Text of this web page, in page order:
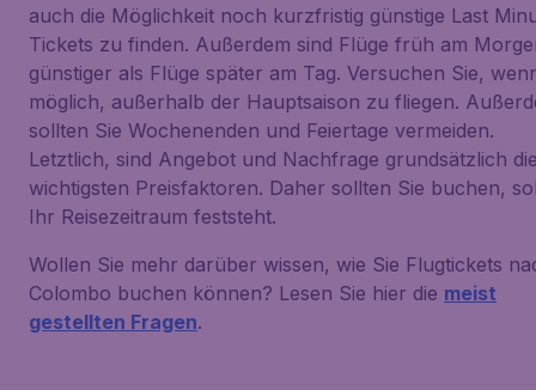
auch die Möglichkeit noch kurzfristig günstige Last
Tickets zu finden. Außerdem sind Flüge früh am
günstiger als Flüge später am Tag. Versuchen Sie,
möglich, außerhalb der Hauptsaison zu fliegen.
sollten Sie Wochenenden und Feiertage vermeiden.
Letztlich, sind Angebot und Nachfrage grundsätzlich
wichtigsten Preisfaktoren. Daher sollten Sie buchen,
Ihr Reisezeitraum feststeht.
Wollen Sie mehr darüber wissen, wie Sie Flugtickets
Colombo buchen können? Lesen Sie hier die meist
gestellten Fragen.